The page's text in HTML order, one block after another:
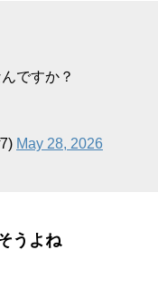
ですか？
May 28, 2026
うよね